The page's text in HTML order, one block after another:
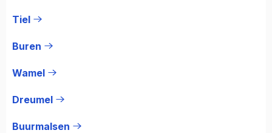
Tiel
Buren
Wamel
Dreumel
Buurmalsen